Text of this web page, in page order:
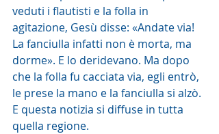
veduti i flautisti e la folla in
agitazione, Gesù disse: «Andate via!
La fanciulla infatti non è morta, ma
dorme». E lo deridevano. Ma dopo
che la folla fu cacciata via, egli entrò,
le prese la mano e la fanciulla si alzò.
E questa notizia si diffuse in tutta
quella regione.